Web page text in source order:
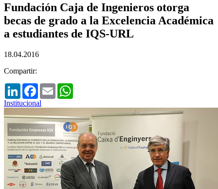
Fundación Caja de Ingenieros otorga
becas de grado a la Excelencia Académica
a estudiantes de IQS-URL
18.04.2016
Compartir:
LinkedInFacebook
Email
Institucional